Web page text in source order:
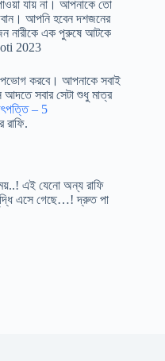
যায় না। আপনাকে তো
আপনি হবেন দশজনের
নারীকে এক পুরুষে আটকে
2023
করবে। আপনাকে সবাই
আদতে সবার সেটা শুধু মাত্র
– 5
রাফি.
এই যেনো অন্য রাফি
এসে গেছে…! দ্রুত পা